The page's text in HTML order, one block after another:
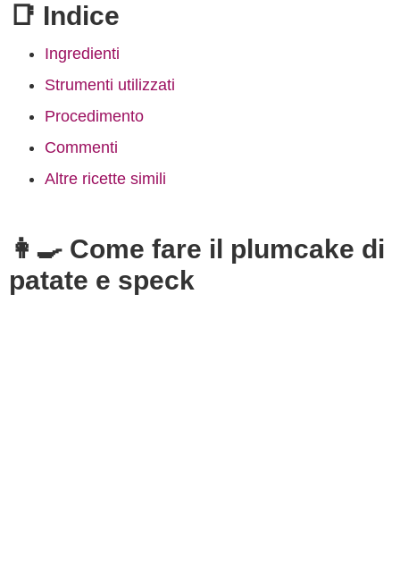
📑 Indice
Ingredienti
Strumenti utilizzati
Procedimento
Commenti
Altre ricette simili
👩‍🍳 Come fare il plumcake di
patate e speck